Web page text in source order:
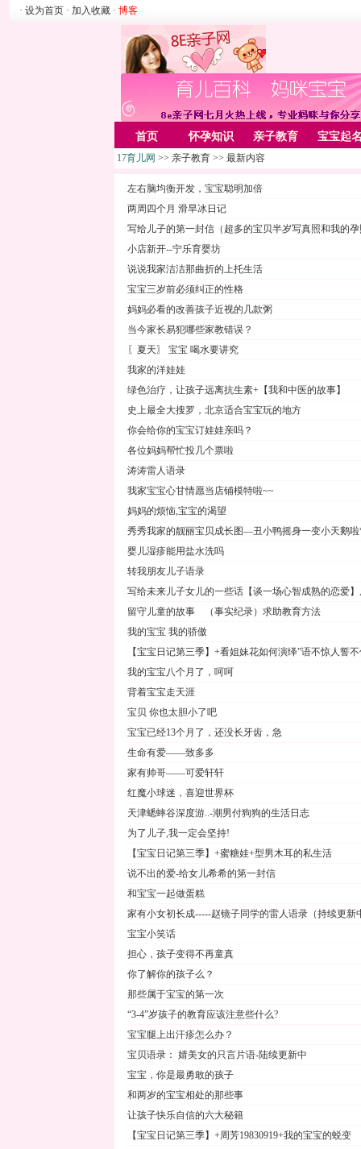
· 设为首页 · 加入收藏 · 博客
首页 怀孕知识 亲子教育 宝宝起
家居 亲子游戏 美容化装
17育儿网 >> 亲子教育 >> 最新内容
左右脑均衡开发，宝宝聪明加倍
两周四个月 滑旱冰日记
写给儿子的第一封信（超多的宝贝半岁写真照和我的
小店新开--宁乐育婴坊
说说我家洁洁那曲折的上托生活
宝宝三岁前必须纠正的性格
妈妈必看的改善孩子近视的几款粥
当今家长易犯哪些家教错误？
〖夏天〗 宝宝 喝水要讲究
我家的洋娃娃
绿色治疗，让孩子远离抗生素+【我和中医的故事】
史上最全大搜罗，北京适合宝宝玩的地方
你会给你的宝宝订娃娃亲吗？
各位妈妈帮忙投几个票啦
涛涛雷人语录
我家宝宝心甘情愿当店铺模特啦~~
妈妈的烦恼,宝宝的渴望
秀秀我家的靓丽宝贝成长图—丑小鸭摇身一变小天鹅
婴儿湿疹能用盐水洗吗
转我朋友儿子语录
写给未来儿子女儿的一些话【谈一场心智成熟的恋爱
留守儿童的故事 （事实纪录）求助教育方法
我的宝宝 我的骄傲
【宝宝日记第三季】+看姐妹花如何演绎”语不惊人誓
我的宝宝八个月了，呵呵
背着宝宝走天涯
宝贝 你也太胆小了吧
宝宝已经13个月了，还没长牙齿，急
生命有爱——致多多
家有帅哥——可爱轩轩
红魔小球迷，喜迎世界杯
天津蟋蟀谷深度游..-潮男付狗狗的生活日志
为了儿子,我一定会坚持!
【宝宝日记第三季】+蜜糖娃+型男木耳的私生活
说不出的爱-给女儿希希的第一封信
和宝宝一起做蛋糕
家有小女初长成-----赵镜子同学的雷人语录（持续更新
宝宝小笑话
担心，孩子变得不再童真
你了解你的孩子么？
那些属于宝宝的第一次
“3-4”岁孩子的教育应该注意些什么?
宝宝腿上出汗疹怎么办？
宝贝语录： 婧美女的只言片语-陆续更新中
宝宝，你是最勇敢的孩子
和两岁的宝宝相处的那些事
让孩子快乐自信的六大秘籍
【宝宝日记第三季】+周芳19830919+我的宝宝的蜕变